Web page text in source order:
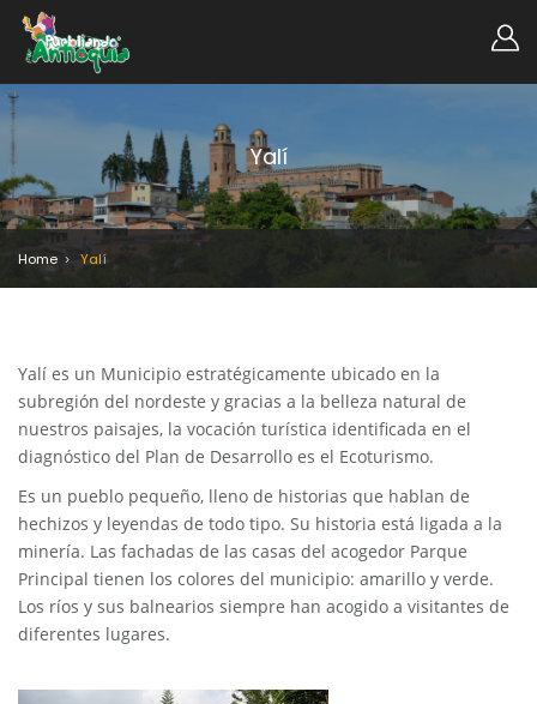
Yalí
Home Yalí
Yalí es un Municipio estratégicamente ubicado en la
subregión del nordeste y gracias a la belleza natural de
nuestros paisajes, la vocación turística identificada en el
diagnóstico del Plan de Desarrollo es el Ecoturismo.
Es un pueblo pequeño, lleno de historias que hablan de
hechizos y leyendas de todo tipo. Su historia está ligada a la
minería. Las fachadas de las casas del acogedor Parque
Principal tienen los colores del municipio: amarillo y verde.
Los ríos y sus balnearios siempre han acogido a visitantes de
diferentes lugares.